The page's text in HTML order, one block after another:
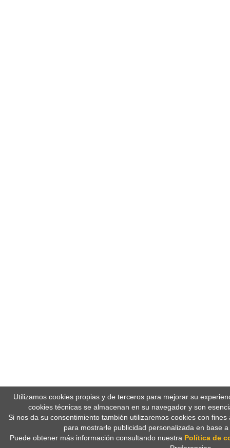
Utilizamos cookies propias y de terceros para mejorar su
cookies técnicas se almacenan en su navegador y son
Si nos da su consentimiento también utilizaremos cookies con
para mostrarle publicidad personalizada en base
Puede obtener más información consultando nuestra Política de